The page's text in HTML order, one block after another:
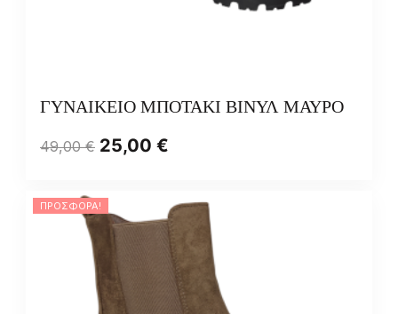
ΓΥΝΑΙΚΕΙΟ ΜΠΟΤΑΚΙ ΒΙΝΥΛ ΜΑΥΡΟ
49,00€ 25,00 €
ΠΡΟΣΦΟΡΆ!